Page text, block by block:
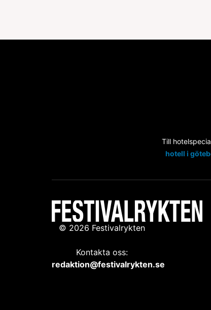
Till
hotell i
© 2026 Festivalrykten
Kontakta oss:
redaktion@festivalrykten.se